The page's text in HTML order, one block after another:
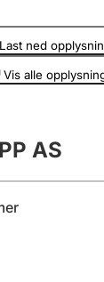
slette
Last ned
Vis alle
AS